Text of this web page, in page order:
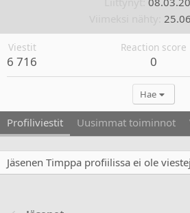
Viestit
6 716
Reaction score
0
Hae
Profiliviestit Uusimmat toiminnot
Jäsenen Timppa profiilissa ei ole